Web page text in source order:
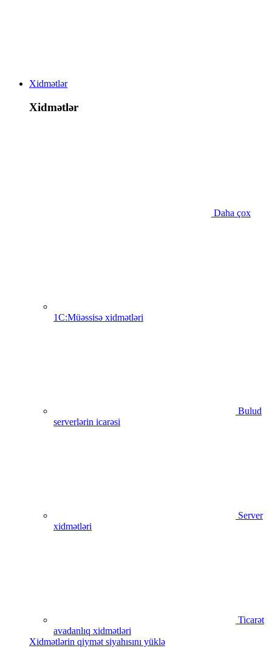
Xidmətlər
Xidmətlər
Daha çox
1C:Müəssisə xidmətləri
Bulud
serverlərin icarəsi
Server
xidmətləri
Ticarət
avadanlıq xidmətləri
Xidmətlərin qiymət siyahısını yüklə